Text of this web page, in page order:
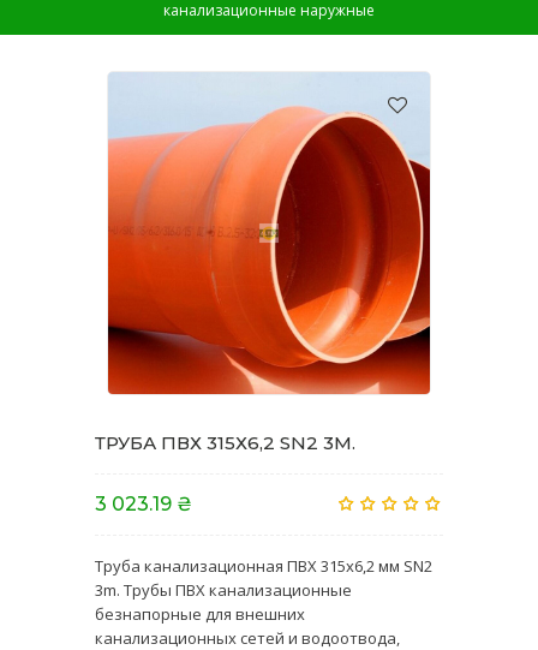
канализационные наружные
ТРУБА ПВХ 315Х6,2 SN2 3M.
3 023.19 ₴
Труба канализационная ПВХ 315х6,2 мм SN2
3m. Трубы ПВХ канализационные
безнапорные для внешних
канализационных сетей и водоотвода,